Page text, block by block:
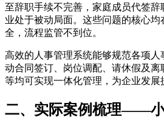
至辞职手续不完善，家庭成员代签
业处于被动局面。这些问题的核心
全，流程监管不到位。
高效的人事管理系统能够规范各项
动合同签订、岗位调配、请休假及
等均可实现一体化管理，为企业发展
二、实际案例梳理——